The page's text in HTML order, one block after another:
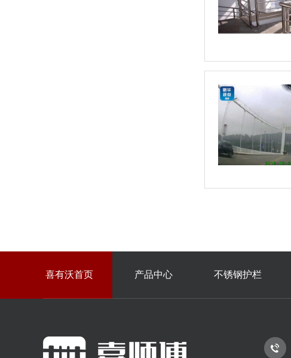
喜有沃首页 产品中心 不锈钢护栏